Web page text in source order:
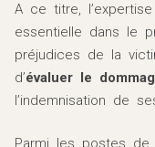
A ce titre,
essentielle dans le
préjudices de la
d’évaluer le
l’indemnisation de
Parmi les postes de